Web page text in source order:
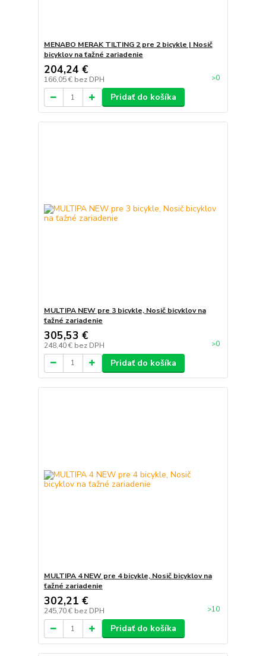
MENABO MERAK TILTING 2 pre 2 bicykle | Nosič
bicyklov na ťažné zariadenie
204,24 €
166,05 € bez DPH >0
Pridať do košíka
MULTIPA NEW pre 3 bicykle, Nosič bicyklov na
ťažné zariadenie
305,53 €
248,40 € bez DPH >0
Pridať do košíka
MULTIPA 4 NEW pre 4 bicykle, Nosič bicyklov na
ťažné zariadenie
302,21 €
245,70 € bez DPH >10
Pridať do košíka